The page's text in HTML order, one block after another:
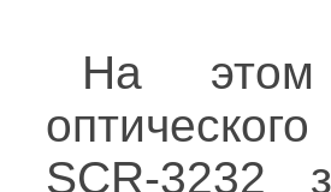
На этом
SCR-3232